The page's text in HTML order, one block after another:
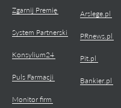
Zgarnij Premię
System Partnerski
Konsylium24
Puls Farmacji
Monitor firm
Arslege.pl
PRnews.pl
Pit.pl
Bankier.pl